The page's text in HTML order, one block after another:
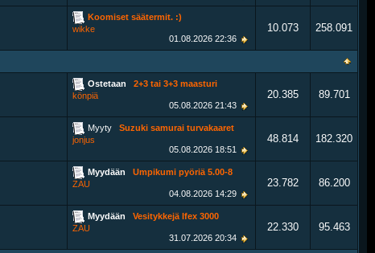
Koomiset säätermit. :)
wikke
01.08.2026 22:36
10.073 258.091
Ostetaan
2+3 tai 3+3 maasturi
könpiä
05.08.2026 21:43
20.385 89.701
Myyty
Suzuki samurai turvakaaret
jonjus
05.08.2026 18:51
48.814 182.320
Myydään
Umpikumi pyöriä 5.00-8
ZAU
04.08.2026 14:29
23.782 86.200
Myydään
Vesitykkejä Ifex 3000
ZAU
31.07.2026 20:34
22.330 95.463